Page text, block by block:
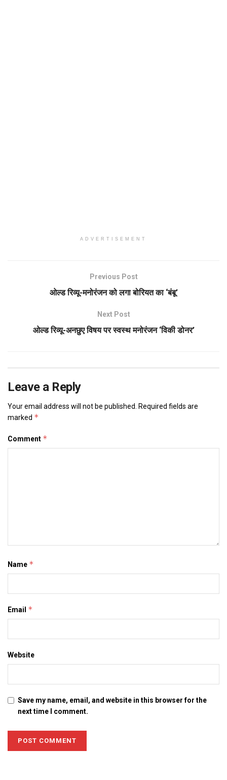
ADVERTISEMENT
Previous Post
ओल्ड रिव्यू-मनोरंजन को लगा बोरियत का ‘बंबू’
Next Post
ओल्ड रिव्यू-अनछुए विषय पर स्वस्थ मनोरंजन ‘विकी डोनर’
Leave a Reply
Your email address will not be published. Required fields are
marked *
Comment *
Name *
Email *
Website
Save my name, email, and website in this browser for the
next time I comment.